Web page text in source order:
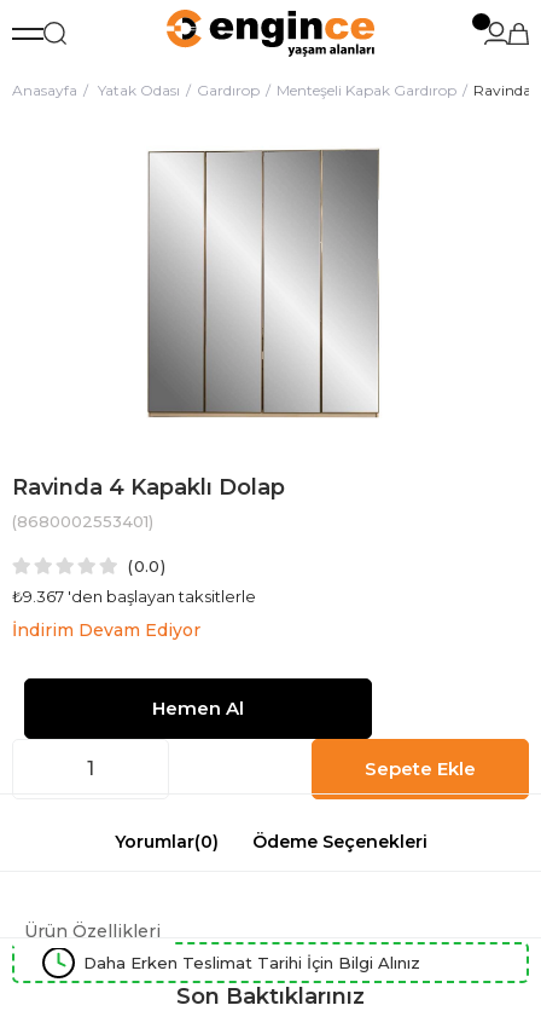
Anasayfa Yatak Odası Gardırop Menteşeli Kapak Gardırop Ravinda
Ravinda 4 Kapaklı Dolap
(8680002553401)
0.0
₺9.367 'den başlayan taksitlerle
İndirim Devam Ediyor
Yorumlar(0) Ödeme Seçenekleri
Ürün Özellikleri
Daha Erken Teslimat Tarihi İçin Bilgi Alınız
Son Baktıklarınız